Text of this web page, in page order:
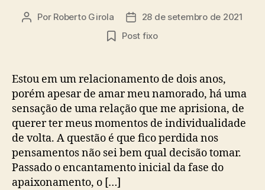
Autor
Por Roberto Girola
Data28 de setembro de 2021
Post fixo
Estou em um relacionamento de dois anos,
porém apesar de amar meu namorado, há uma
sensação de uma relação que me aprisiona, de
querer ter meus momentos de individualidade
de volta. A questão é que fico perdida nos
pensamentos não sei bem qual decisão tomar.
Passado o encantamento inicial da fase do
apaixonamento, o […]